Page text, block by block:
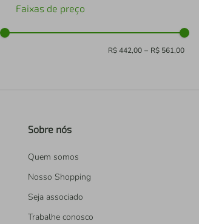
Faixas de preço
R$ 442,00 – R$ 561,00
Sobre nós
Quem somos
Nosso Shopping
Seja associado
Trabalhe conosco